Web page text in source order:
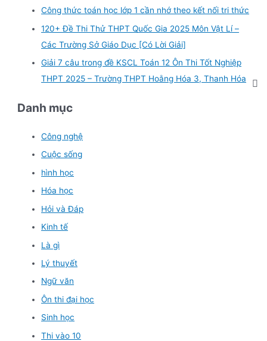
Công thức toán học lớp 1 cần nhớ theo kết nối tri thức
120+ Đề Thi Thử THPT Quốc Gia 2025 Môn Vật Lí –
Các Trường Sở Giáo Dục [Có Lời Giải]
Giải 7 câu trong đề KSCL Toán 12 Ôn Thi Tốt Nghiệp
THPT 2025 – Trường THPT Hoằng Hóa 3, Thanh Hóa
Danh mục
Công nghệ
Cuộc sống
hình học
Hóa học
Hỏi và Đáp
Kinh tế
Là gì
Lý thuyết
Ngữ văn
Ôn thi đại học
Sinh học
Thi vào 10